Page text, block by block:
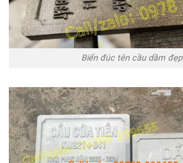
Biển đúc tên cầu dầm đẹp